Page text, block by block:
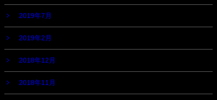
2019年7月
2019年2月
2018年12月
2018年11月